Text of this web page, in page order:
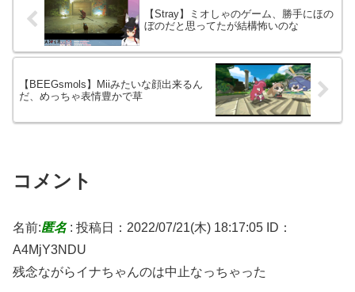
【Stray】ミオしゃのゲーム、勝手にほの
ぼのだと思ってたが結構怖いのな
【BEEGsmols】Miiみたいな顔出来るん
だ、めっちゃ表情豊かで草
コメント
名前:匿名: 投稿日：2022/07/21(木) 18:17:05 ID：
A4MjY3NDU
残念ながらイナちゃんのは中止なっちゃった